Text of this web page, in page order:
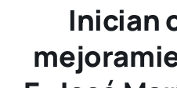
Inician